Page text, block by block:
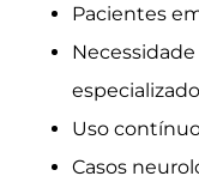
Pacientes
especializado
Uso
Casos